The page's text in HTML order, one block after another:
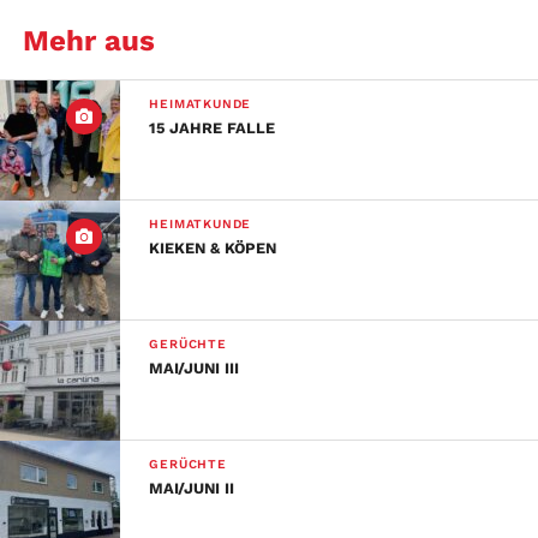
Mehr aus
HEIMATKUNDE
15 JAHRE FALLE
HEIMATKUNDE
KIEKEN & KÖPEN
GERÜCHTE
MAI/JUNI III
GERÜCHTE
MAI/JUNI II